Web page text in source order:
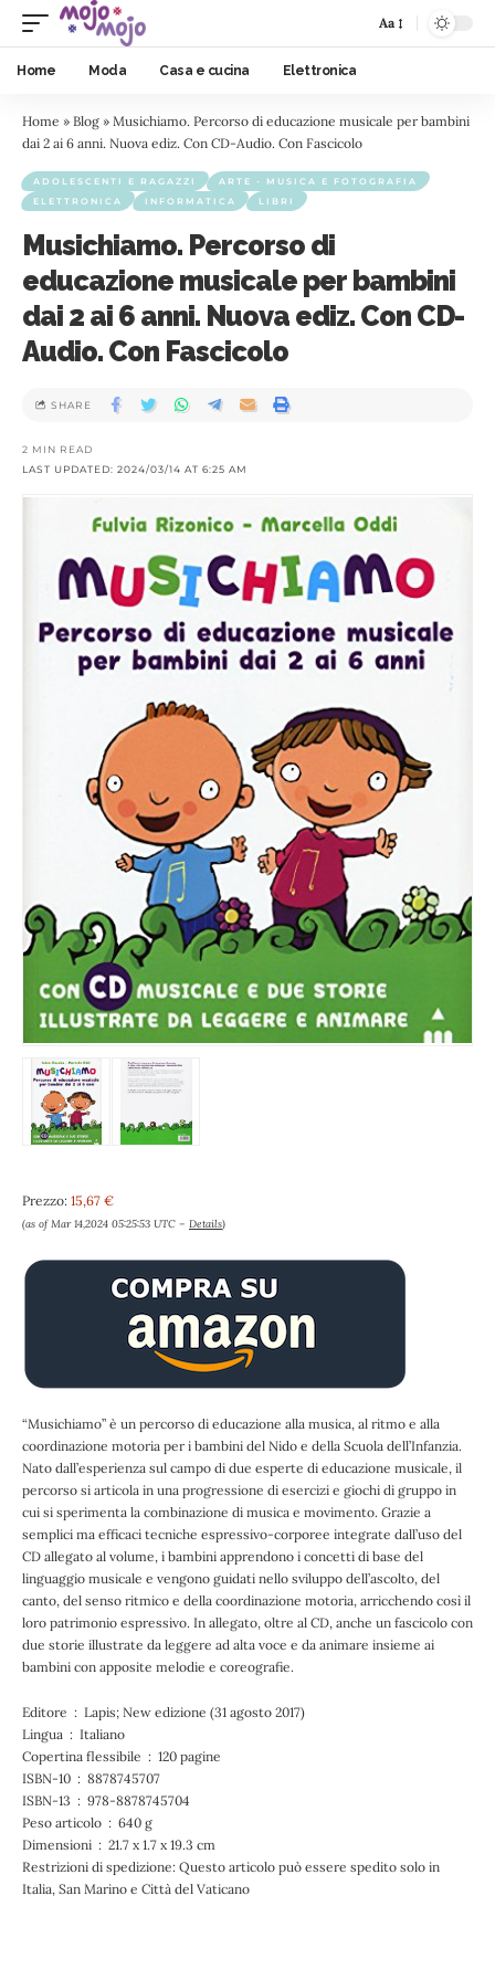
Aa
Home Moda Casa e cucina Elettronica
Home » Blog » Musichiamo. Percorso di educazione musicale per bambini
dai 2 ai 6 anni. Nuova ediz. Con CD-Audio. Con Fascicolo
ADOLESCENTI E RAGAZZI
ARTE - MUSICA E FOTOGRAFIA
ELETTRONICA
INFORMATICA LIBRI
Musichiamo. Percorso di
educazione musicale per bambini
dai 2 ai 6 anni. Nuova ediz. Con CD-
Audio. Con Fascicolo
LAST UPDATED: 2024/03/14 AT 6:25 AM
2 MIN READ
SHARE
Prezzo: 15,67 €
(as of Mar 14,2024 05:25:53 UTC – Details)
“Musichiamo” è un percorso di educazione alla musica, al ritmo e alla
coordinazione motoria per i bambini del Nido e della Scuola dell’Infanzia.
Nato dall’esperienza sul campo di due esperte di educazione musicale, il
percorso si articola in una progressione di esercizi e giochi di gruppo in
cui si sperimenta la combinazione di musica e movimento. Grazie a
semplici ma efficaci tecniche espressivo-corporee integrate dall’uso del
CD allegato al volume, i bambini apprendono i concetti di base del
linguaggio musicale e vengono guidati nello sviluppo dell’ascolto, del
canto, del senso ritmico e della coordinazione motoria, arricchendo così il
loro patrimonio espressivo. In allegato, oltre al CD, anche un fascicolo con
due storie illustrate da leggere ad alta voce e da animare insieme ai
bambini con apposite melodie e coreografie.
Editore ‏ : ‎ Lapis; New edizione (31 agosto 2017)
Lingua ‏ : ‎ Italiano
Copertina flessibile ‏ : ‎ 120 pagine
ISBN-10 ‏ : ‎ 8878745707
ISBN-13 ‏ : ‎ 978-8878745704
Peso articolo ‏ : ‎ 640 g
Dimensioni ‏ : ‎ 21.7 x 1.7 x 19.3 cm
Restrizioni di spedizione: Questo articolo può essere spedito solo in
Italia, San Marino e Città del Vaticano